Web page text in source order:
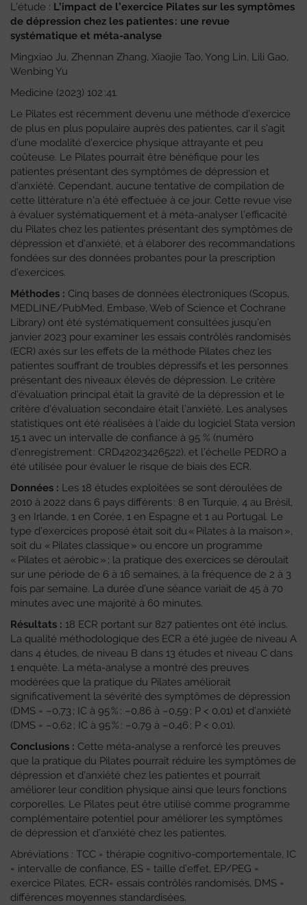
L’étude : L’impact de l’exercice Pilates sur les symptômes
de dépression chez les patientes : une revue
systématique et méta-analyse
Mingxiao Ju, Zhennan Zhang, Xiaojie Tao, Yong Lin, Lili Gao,
Wenbing Yu
Medicine (2023) 102 :41.
Le Pilates est récemment devenu une méthode d’exercice
de plus en plus populaire auprès des patientes, car il s’agit
d’une modalité d’exercice physique attrayante et peu
coûteuse. Le Pilates pourrait être bénéfique pour les
patientes présentant des symptômes de dépression et
d’anxiété. Cependant, aucune tentative de compilation de
cette littérature n’a été effectuée à ce jour. Cette revue vise
à évaluer systématiquement et à méta-analyser l’efficacité
du Pilates chez les patientes présentant des symptômes de
dépression et d’anxiété, et à élaborer des recommandations
fondées sur des données probantes pour la prescription
d’exercices.
Méthodes : Cinq bases de données électroniques (Scopus,
MEDLINE/PubMed, Embase, Web of Science et Cochrane
Library) ont été systématiquement consultées jusqu’en
janvier 2023 pour examiner les essais contrôlés randomisés
(ECR) axés sur les effets de la méthode Pilates chez les
patientes souffrant de troubles dépressifs et les personnes
présentant des niveaux élevés de dépression. Le critère
d’évaluation principal était la gravité de la dépression et le
critère d’évaluation secondaire était l’anxiété. Les analyses
statistiques ont été réalisées à l’aide du logiciel Stata version
15.1 avec un intervalle de confiance à 95 % (numéro
d’enregistrement : CRD42023426522), et l’échelle PEDRO a
été utilisée pour évaluer le risque de biais des ECR.
Données : Les 18 études exploitées se sont déroulées de
2010 à 2022 dans 6 pays différents : 8 en Turquie, 4 au Brésil,
3 en Irlande, 1 en Corée, 1 en Espagne et 1 au Portugal. Le
type d’exercices proposé était soit du « Pilates à la maison »,
soit du « Pilates classique » ou encore un programme
« Pilates et aérobic » ; la pratique des exercices se déroulait
sur une période de 6 à 16 semaines, à la fréquence de 2 à 3
fois par semaine. La durée d’une séance variait de 45 à 70
minutes avec une majorité à 60 minutes.
Résultats : 18 ECR portant sur 827 patientes ont été inclus.
La qualité méthodologique des ECR a été jugée de niveau A
dans 4 études, de niveau B dans 13 études et niveau C dans
1 enquête. La méta-analyse a montré des preuves
modérées que la pratique du Pilates améliorait
significativement la sévérité des symptômes de dépression
(DMS = –0,73 ; IC à 95 % : –0,86 à –0,59 ; P < 0,01) et d’anxiété
(DMS = –0,62 ; IC à 95 % : –0,79 à –0,46 ; P < 0,01).
Conclusions : Cette méta-analyse a renforcé les preuves
que la pratique du Pilates pourrait réduire les symptômes de
dépression et d’anxiété chez les patientes et pourrait
améliorer leur condition physique ainsi que leurs fonctions
corporelles. Le Pilates peut être utilisé comme programme
complémentaire potentiel pour améliorer les symptômes
de dépression et d’anxiété chez les patientes.
Abréviations : TCC = thérapie cognitivo-comportementale, IC
= intervalle de confiance, ES = taille d’effet, EP/PEG =
exercice Pilates, ECR= essais contrôlés randomisés, DMS =
différences moyennes standardisées.